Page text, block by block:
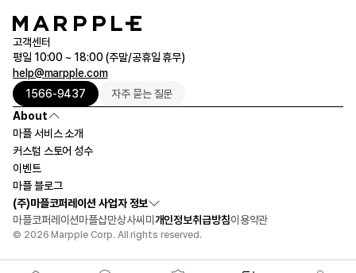
고객센터
평일 10:00 ~ 18:00 (주말/공휴일 휴무)
help@marpple.com
1566-9437
자주 묻는 질문
About
마플 서비스 소개
커스텀 스토어 성수
이벤트
마플 블로그
(주)마플코퍼레이션 사업자 정보
마플코퍼레이션마플샵만상사씨미 개인정보취급방침이용약관
© 2026 Marpple Corp. All rights reserved.
스웻셔츠 & 팬츠
사계절 필수템